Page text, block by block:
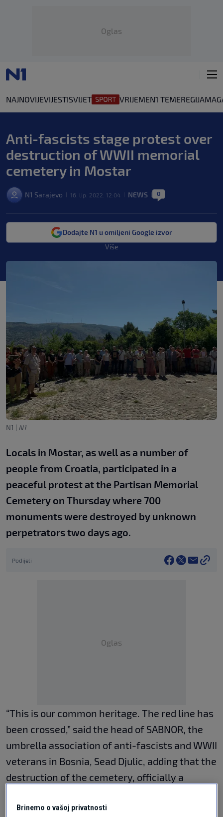
Oglas
NAJNOVIJEVIJESTISVIJET VRIJEMEN1 TEMEREGIJA
Anti-fascists stage protest over
destruction of WWII memorial
cemetery in Mostar
N1 Sarajevo 16. lip. 2022. 12:04 NEWS 0
Dodajte N1 u omiljeni Google izvor
Više
N1 | N1
Locals in Mostar, as well as a number of
people from Croatia, participated in a
peaceful protest at the Partisan Memorial
Cemetery on Thursday where 700
monuments were destroyed by unknown
perpetrators two days ago.
Podijeli
Oglas
“This is our common heritage. The red line has
been crossed,” said the head of SABNOR, the
umbrella association of anti-fascists and WWII
veterans in Bosnia, Sead Djulic, adding that the
destruction of the cemetery, officially a
attack against the state itself.
Brinemo o vašoj privatnosti